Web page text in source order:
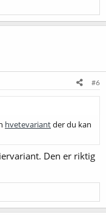
#6
hvetevariantder du kan
Den er riktig